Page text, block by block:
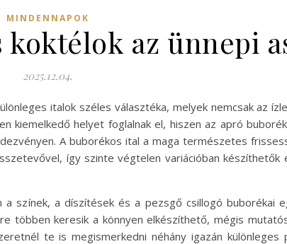
MINDENNAPOK
koktélok az ünnepi
2025.12.04.
italok széles választéka, melyek nemcsak az
kiemelkedő helyet foglalnak el, hiszen az apró
A buborékos ital a maga természetes
így szinte végtelen variációban készíthetők
színek, a díszítések és a pezsgő csillogó buborékai
többen keresik a könnyen elkészíthető, mégis
te is megismerkedni néhány igazán